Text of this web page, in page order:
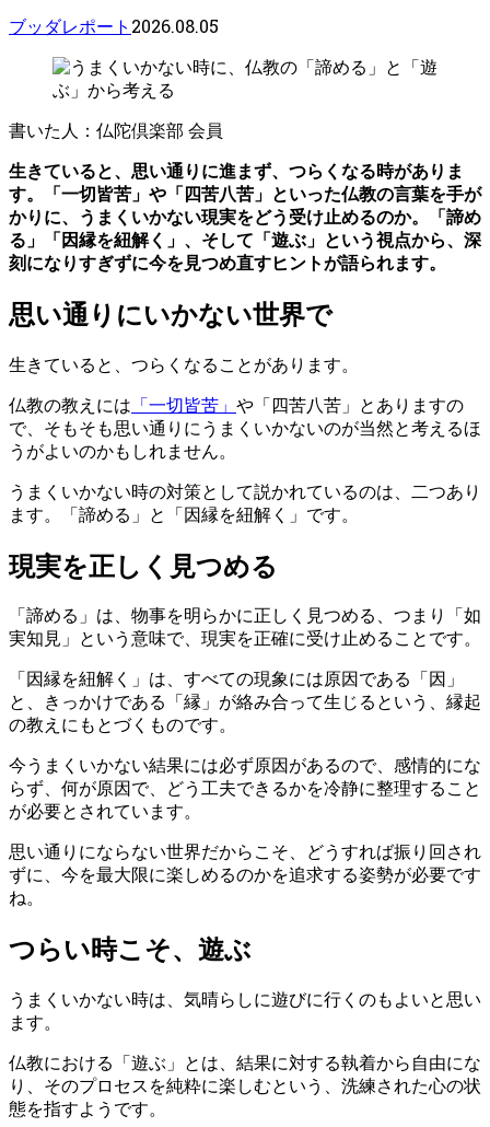
ブッダレポート 2026.08.05
書いた人：仏陀倶楽部 会員
生きていると、思い通りに進まず、つらくなる時がありま
す。「一切皆苦」や「四苦八苦」といった仏教の言葉を手が
かりに、うまくいかない現実をどう受け止めるのか。「諦め
る」「因縁を紐解く」、そして「遊ぶ」という視点から、深
刻になりすぎずに今を見つめ直すヒントが語られます。
思い通りにいかない世界で
生きていると、つらくなることがあります。
仏教の教えには 「一切皆苦」 や「四苦八苦」とありますの
で、そもそも思い通りにうまくいかないのが当然と考えるほ
うがよいのかもしれません。
うまくいかない時の対策として説かれているのは、二つあり
ます。「諦める」と「因縁を紐解く」です。
現実を正しく見つめる
「諦める」は、物事を明らかに正しく見つめる、つまり「如
実知見」という意味で、現実を正確に受け止めることです。
「因縁を紐解く」は、すべての現象には原因である「因」
と、きっかけである「縁」が絡み合って生じるという、縁起
の教えにもとづくものです。
今うまくいかない結果には必ず原因があるので、感情的にな
らず、何が原因で、どう工夫できるかを冷静に整理すること
が必要とされています。
思い通りにならない世界だからこそ、どうすれば振り回され
ずに、今を最大限に楽しめるのかを追求する姿勢が必要です
ね。
つらい時こそ、遊ぶ
うまくいかない時は、気晴らしに遊びに行くのもよいと思い
ます。
仏教における「遊ぶ」とは、結果に対する執着から自由にな
り、そのプロセスを純粋に楽しむという、洗練された心の状
態を指すようです。